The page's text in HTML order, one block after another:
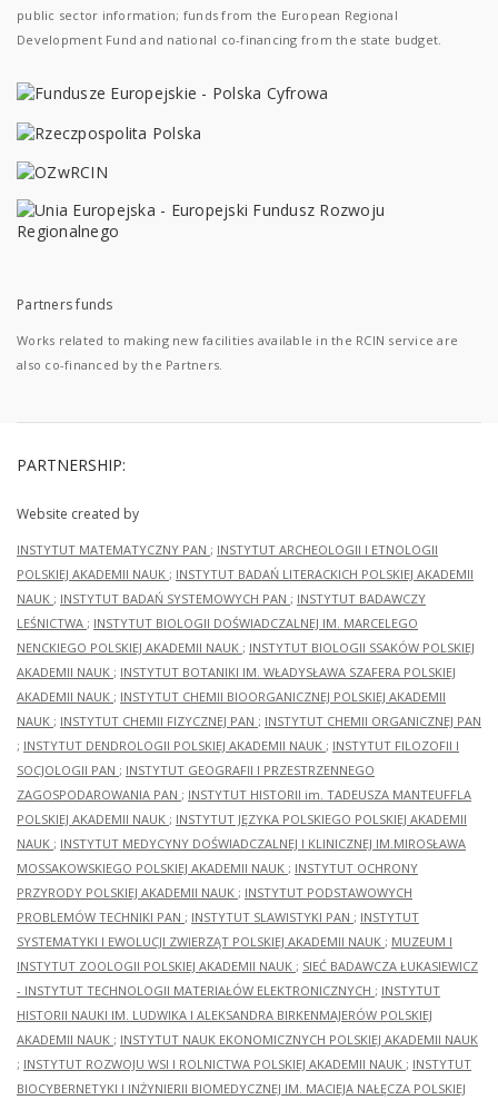
public sector information; funds from the European Regional
Development Fund and national co-financing from the state budget.
Partners funds
Works related to making new facilities available in the RCIN service are
also co-financed by the Partners.
PARTNERSHIP:
Website created by
INSTYTUT MATEMATYCZNY PAN ; INSTYTUT ARCHEOLOGII I ETNOLOGII
POLSKIEJ AKADEMII NAUK ; INSTYTUT BADAŃ LITERACKICH POLSKIEJ AKADEMII
NAUK ; INSTYTUT BADAŃ SYSTEMOWYCH PAN ; INSTYTUT BADAWCZY
LEŚNICTWA ; INSTYTUT BIOLOGII DOŚWIADCZALNEJ IM. MARCELEGO
NENCKIEGO POLSKIEJ AKADEMII NAUK ; INSTYTUT BIOLOGII SSAKÓW POLSKIEJ
AKADEMII NAUK ; INSTYTUT BOTANIKI IM. WŁADYSŁAWA SZAFERA POLSKIEJ
AKADEMII NAUK ; INSTYTUT CHEMII BIOORGANICZNEJ POLSKIEJ AKADEMII
NAUK ; INSTYTUT CHEMII FIZYCZNEJ PAN ; INSTYTUT CHEMII ORGANICZNEJ PAN
; INSTYTUT DENDROLOGII POLSKIEJ AKADEMII NAUK ; INSTYTUT FILOZOFII I
SOCJOLOGII PAN ; INSTYTUT GEOGRAFII I PRZESTRZENNEGO
ZAGOSPODAROWANIA PAN ; INSTYTUT HISTORII im. TADEUSZA MANTEUFFLA
POLSKIEJ AKADEMII NAUK ; INSTYTUT JĘZYKA POLSKIEGO POLSKIEJ AKADEMII
NAUK ; INSTYTUT MEDYCYNY DOŚWIADCZALNEJ I KLINICZNEJ IM.MIROSŁAWA
MOSSAKOWSKIEGO POLSKIEJ AKADEMII NAUK ; INSTYTUT OCHRONY
PRZYRODY POLSKIEJ AKADEMII NAUK ; INSTYTUT PODSTAWOWYCH
PROBLEMÓW TECHNIKI PAN ; INSTYTUT SLAWISTYKI PAN ; INSTYTUT
SYSTEMATYKI I EWOLUCJI ZWIERZĄT POLSKIEJ AKADEMII NAUK ; MUZEUM I
INSTYTUT ZOOLOGII POLSKIEJ AKADEMII NAUK ; SIEĆ BADAWCZA ŁUKASIEWICZ
- INSTYTUT TECHNOLOGII MATERIAŁÓW ELEKTRONICZNYCH ; INSTYTUT
HISTORII NAUKI IM. LUDWIKA I ALEKSANDRA BIRKENMAJERÓW POLSKIEJ
AKADEMII NAUK ; INSTYTUT NAUK EKONOMICZNYCH POLSKIEJ AKADEMII NAUK
; INSTYTUT ROZWOJU WSI I ROLNICTWA POLSKIEJ AKADEMII NAUK ; INSTYTUT
BIOCYBERNETYKI I INŻYNIERII BIOMEDYCZNEJ IM. MACIEJA NAŁĘCZA POLSKIEJ